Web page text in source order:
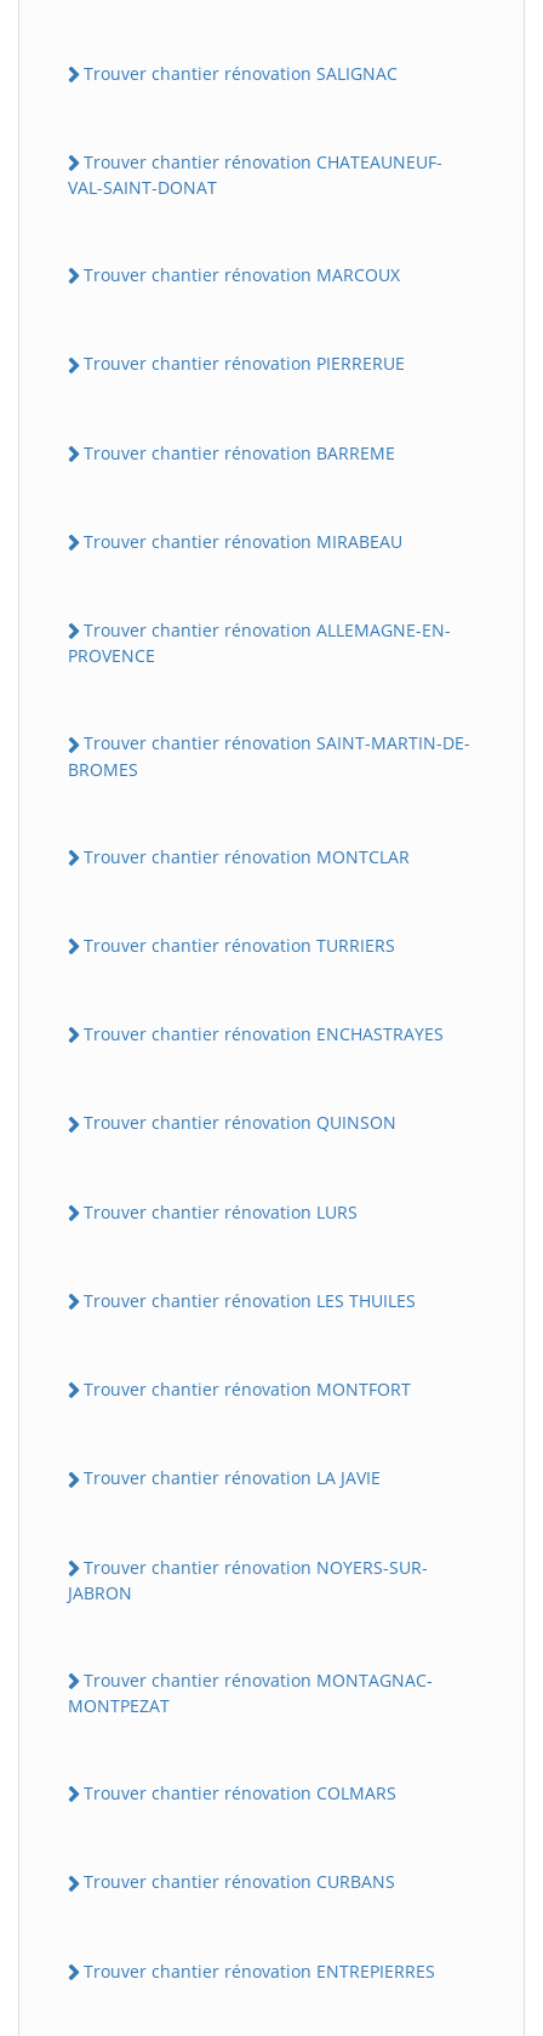
Trouver chantier rénovation SALIGNAC
Trouver chantier rénovation CHATEAUNEUF-
VAL-SAINT-DONAT
Trouver chantier rénovation MARCOUX
Trouver chantier rénovation PIERRERUE
Trouver chantier rénovation BARREME
Trouver chantier rénovation MIRABEAU
Trouver chantier rénovation ALLEMAGNE-EN-
PROVENCE
Trouver chantier rénovation SAINT-MARTIN-DE-
BROMES
Trouver chantier rénovation MONTCLAR
Trouver chantier rénovation TURRIERS
Trouver chantier rénovation ENCHASTRAYES
Trouver chantier rénovation QUINSON
Trouver chantier rénovation LURS
Trouver chantier rénovation LES THUILES
Trouver chantier rénovation MONTFORT
Trouver chantier rénovation LA JAVIE
Trouver chantier rénovation NOYERS-SUR-
JABRON
Trouver chantier rénovation MONTAGNAC-
MONTPEZAT
Trouver chantier rénovation COLMARS
Trouver chantier rénovation CURBANS
Trouver chantier rénovation ENTREPIERRES